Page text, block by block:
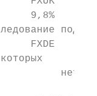
9,8%
FXDE
которых
нет